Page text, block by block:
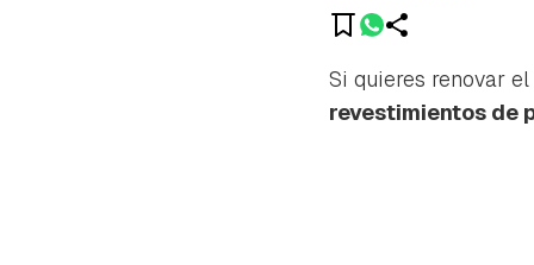
Si quieres renovar
revestimientos de